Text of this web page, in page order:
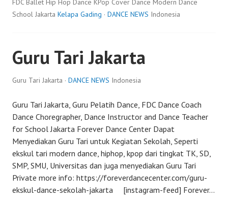
FDC Ballet Hip Hop Dance KPop Cover Dance Modern Dance
School Jakarta Kelapa Gading · DANCE NEWS Indonesia
Guru Tari Jakarta
Guru Tari Jakarta · DANCE NEWS Indonesia
Guru Tari Jakarta, Guru Pelatih Dance, FDC Dance Coach
Dance Choregrapher, Dance Instructor and Dance Teacher
for School Jakarta Forever Dance Center Dapat
Menyediakan Guru Tari untuk Kegiatan Sekolah, Seperti
ekskul tari modern dance, hiphop, kpop dari tingkat TK, SD,
SMP, SMU, Universitas dan juga menyediakan Guru Tari
Private more info: https://foreverdancecenter.com/guru-
ekskul-dance-sekolah-jakarta [instagram-feed] Forever…